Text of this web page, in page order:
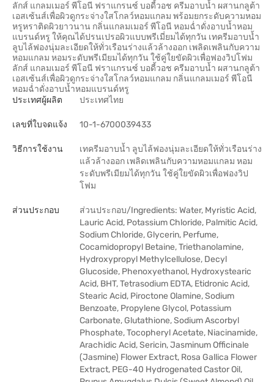
ลักส์ แกลมเมอร์ พีโอนี ฟราแกรนซ์ บอดี้วอช ครีมอาบน้ำ ผสานกลูต้า
เอสเซ้นส์เพื่อผิวดูกระจ่างใสโกลว์หอมแกลม พร้อมยกระดับความหอม
หรูหราติดผิวยาวนาน กลิ่นแกลมเมอร์ พีโอนี หอมฉ่ำดั่งอาบน้ำหอม
แบรนด์หรู ให้คุณได้ปรนเปรอผิวแบบพรีเมี่ยมได้ทุกวัน เทครีมอาบน้ำ
ลูบไล้ฟองนุ่มละเอียดให้ทั่วเรือนร่างแล้วล้างออก เพลิดเพลินกับความ
หอมแกลม หอมระดับพรีเมียมได้ทุกวัน ใช้คู่ใยขัดผิวเพื่อฟองวิปโฟม
ลักส์ แกลมเมอร์ พีโอนี ฟราแกรนซ์ บอดี้วอช ครีมอาบน้ำ ผสานกลูต้า
เอสเซ้นส์เพื่อผิวดูกระจ่างใสโกลว์หอมแกลม กลิ่นแกลมเมอร์ พีโอนี
หอมฉ่ำดั่งอาบน้ำหอมแบรนด์หรู
ประเทศผู้ผลิต
ประเทศไทย
เลขที่ใบจดแจ้ง 10-1-6700039433
วิธีการใช้งาน
เทครีมอาบน้ำ ลูบไล้ฟองนุ่มละเอียดให้ทั่วเรือนร่าง
แล้วล้างออก เพลิดเพลินกับความหอมแกลม หอม
ระดับพรีเมียมได้ทุกวัน ใช้คู่ใยขัดผิวเพื่อฟองวิป
โฟม
ส่วนประกอบ
ส่วนประกอบ/Ingredients: Water, Myristic Acid,
Lauric Acid, Potassium Chloride, Palmitic Acid,
Sodium Chloride, Glycerin, Perfume,
Cocamidopropyl Betaine, Triethanolamine,
Hydroxypropyl Methylcellulose, Decyl
Glucoside, Phenoxyethanol, Hydroxystearic
Acid, BHT, Tetrasodium EDTA, Etidronic Acid,
Stearic Acid, Piroctone Olamine, Sodium
Benzoate, Propylene Glycol, Potassium
Carbonate, Glutathione, Sodium Ascorbyl
Phosphate, Tocopheryl Acetate, Niacinamide,
Arachidic Acid, Sericin, Jasminum Officinale
(Jasmine) Flower Extract, Rosa Gallica Flower
Extract, PEG-40 Hydrogenated Castor Oil,